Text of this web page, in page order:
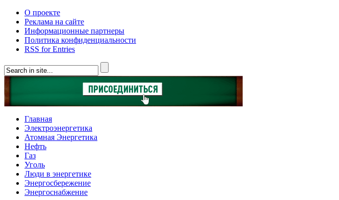
О проекте
Реклама на сайте
Информационные партнеры
Политика конфиденциальности
RSS for Entries
Главная
Электроэнергетика
Атомная Энергетика
Нефть
Газ
Уголь
Люди в энергетике
Энергосбережение
Энергоснабжение